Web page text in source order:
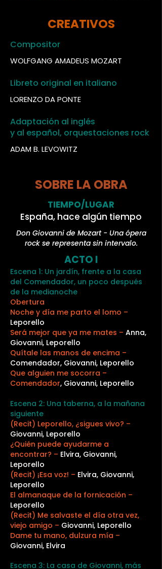
CREATIVOS
Compositor
WOLFGANG AMADEUS MOZART
Libreto original en italiano
LORENZO DA PONTE
Adaptación al inglés
y al español, orquestaciones rock
ADAM B. LEVOWITZ
SOBRE LA OBRA
TIEMPO/LUGAR
España, hace algún tiempo
Don Giovanni de Mozart - Una ópera
rock se representa sin intervalo.
ACTO I
Escena 1: Un jardín, frente a la casa
del Comendador, un poco después
de la medianoche
Obertura
Noche y día me parto el lomo –
Leporello
Será mejor que ya me mates – Anna,
Giovanni, Leporello
Quítale las manos de encima –
Comendador, Giovanni, Leporello
Que alguien me socorra –
Comendador, Giovanni, Leporello
Escena 2: Una taberna, a la mañana
siguiente
(Recit) Leporello, ¿sigues vivo? –
Giovanni, Leporello
¿Quién puede ayudarme a
encontrar? – Elvira, Giovanni,
Leporello
(Recit) ¡Esa voz! – Elvira, Giovanni,
Leporello
El almanaque de la fornicación –
Leporello
(Recit) Me salvaste el día otra vez,
viejo amigo – Giovanni, Leporello
Dame tu mano, dulzura mía –
Giovanni, Elvira
Escena 3: La casa de Giovanni, más